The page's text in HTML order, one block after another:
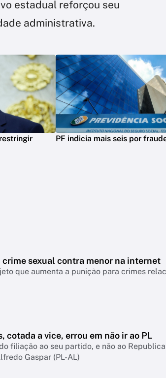
estadual reforçou seu
administrativa.
PF indicia mais seis por
crime sexual contra menor na internet
que aumenta a punição para crimes
cotada a vice, errou em não ir ao PL
filiação ao seu partido, e não ao
Gaspar (PL-AL)